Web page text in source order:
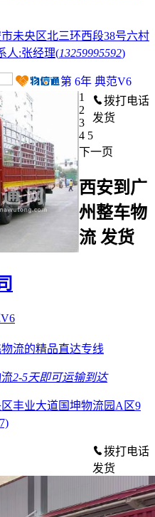
未央区北三环西段38号六村
人:张经理(13259995592)
第 6年 典范V6
拨打电话
发货
流的精品直达专线
2-5天即可运输到达
丰业大道国坤物流园A区9
拨打电话
发货
1
2
3
4 5
下一页
西安到广
州整车物
流 发货